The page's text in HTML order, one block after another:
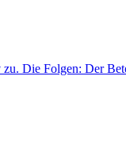
zu. Die Folgen: Der